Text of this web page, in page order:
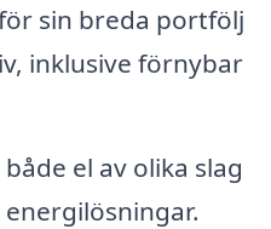
sin breda portfölj
inklusive förnybar
el av olika slag